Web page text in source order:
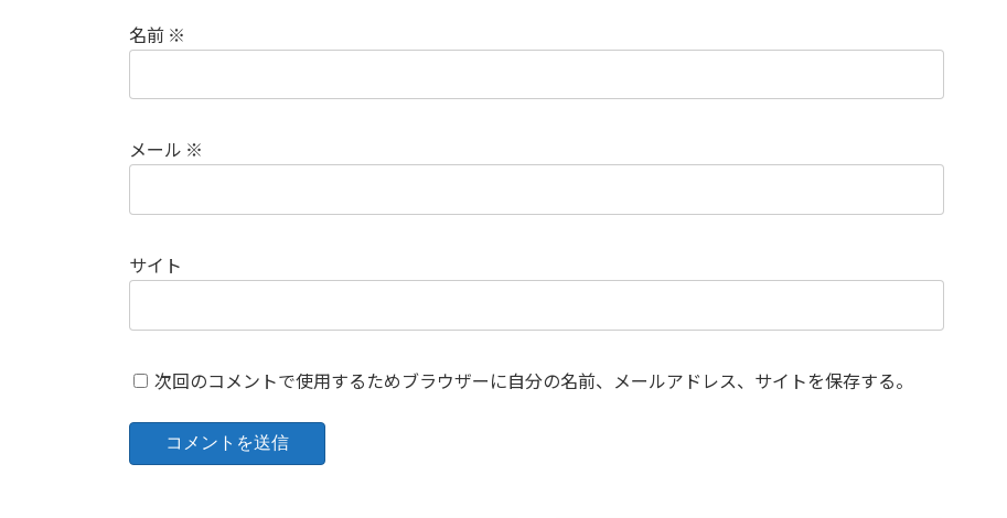
名前 ※
メール ※
サイト
次回のコメントで使用するためブラウザーに自分の名前、メールアドレス、サイトを保存する。